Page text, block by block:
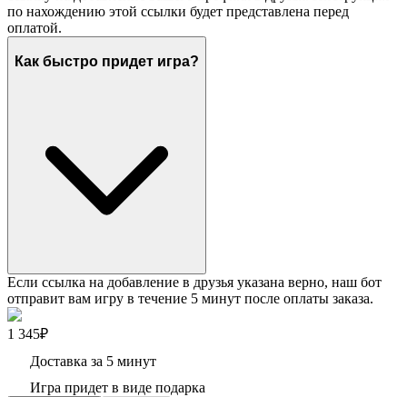
по нахождению этой ссылки будет представлена перед
оплатой.
Как быстро придет игра?
Если ссылка на добавление в друзья указана верно, наш бот
отправит вам игру в течение 5 минут после оплаты заказа.
1 345₽
Доставка за 5 минут
Игра придет в виде подарка